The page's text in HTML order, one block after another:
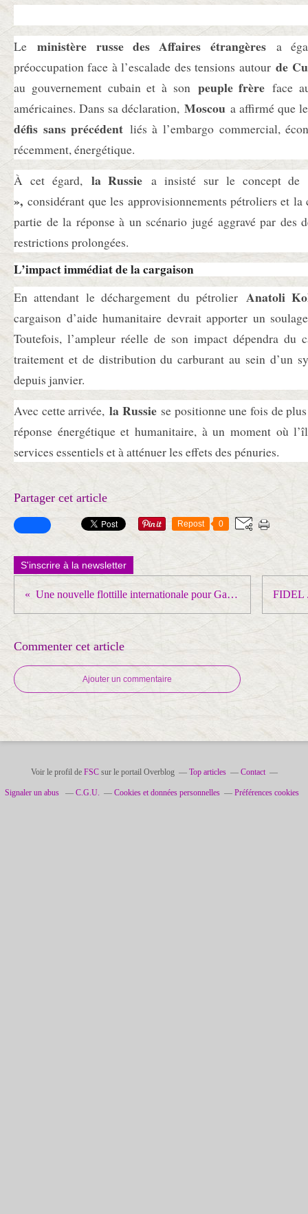
Leministère russe des Affaires étrangèresa
préoccupation face à l’escalade des tensions autourde
au gouvernement cubain et à son peuple frère face
américaines. Dans sa déclaration, Moscou a affirmé que
défis sans précédent liés à l’embargo commercial,
récemment, énergétique.
À cet égard, la Russie a insisté sur le concept
», considérant que les approvisionnements pétroliers et
partie de la réponse à un scénario jugé aggravé par des
restrictions prolongées.
L’impact immédiat de la cargaison
En attendant le déchargement du pétrolier Anatoli
cargaison d’aide humanitaire devrait apporter un
Toutefois, l’ampleur réelle de son impact dépendra du
traitement et de distribution du carburant au sein d’un
depuis janvier.
Avec cette arrivée, la Russiese positionne une fois de
réponse énergétique et humanitaire, à un moment où
services essentiels et à atténuer les effets des pénuries.
Partager cet article
Repost 0
S'inscrire à la newsletter
Une nouvelle flottille internationale pour Gaza se prépare avec l’objectif de briser le blocus israélien
Commenter cet article
Ajouter un commentaire
Voir le profil de FSCsur le portail Overblog Top articles Contact
Signaler un abus C.G.U. Cookies et données personnelles Préférences cookies